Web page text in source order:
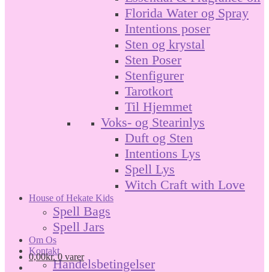
Florida Water og Spray
Intentions poser
Sten og krystal
Sten Poser
Stenfigurer
Tarotkort
Til Hjemmet
Voks- og Stearinlys
Duft og Sten
Intentions Lys
Spell Lys
Witch Craft with Love
House of Hekate Kids
Spell Bags
Spell Jars
Om Os
Kontakt
Handelsbetingelser
0,00kr. 0 varer